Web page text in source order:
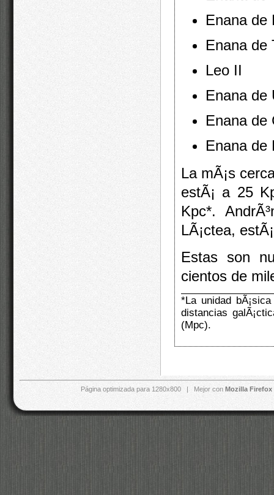
Enana de
Enana de
Leo II
Enana de
Enana de
Enana de
La mÃ¡s
estÃ¡ a 25
Kpc*.
LÃ¡ctea,
Estas son
cientos de
*La unidad
distancias
(Mpc).
Página optimizada para 1280x800 | Mejor con Mozilla Firefox